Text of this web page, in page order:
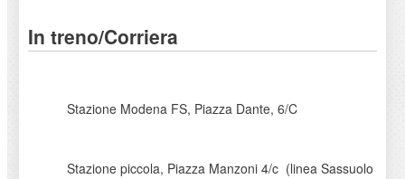
In treno/Corriera
Stazione Modena FS, Piazza Dante, 6/C
Stazione piccola, Piazza Manzoni 4/c (linea Sassuolo